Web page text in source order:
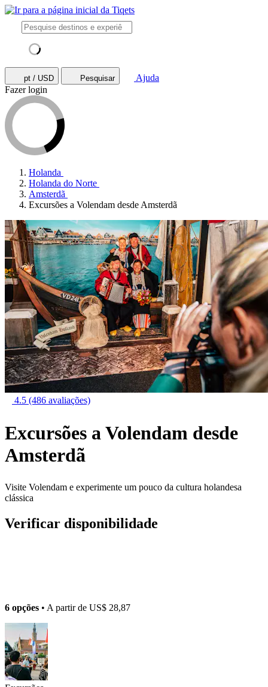
pt / USD Pesquisar
Ajuda
Fazer login
Holanda
Holanda do Norte
Amsterdã
Excursões a Volendam desde Amsterdã
4.5 (486 avaliações)
Excursões a Volendam desde
Amsterdã
Visite Volendam e experimente um pouco da cultura holandesa
clássica
Verificar disponibilidade
6 opções • A partir de US$ 28,87